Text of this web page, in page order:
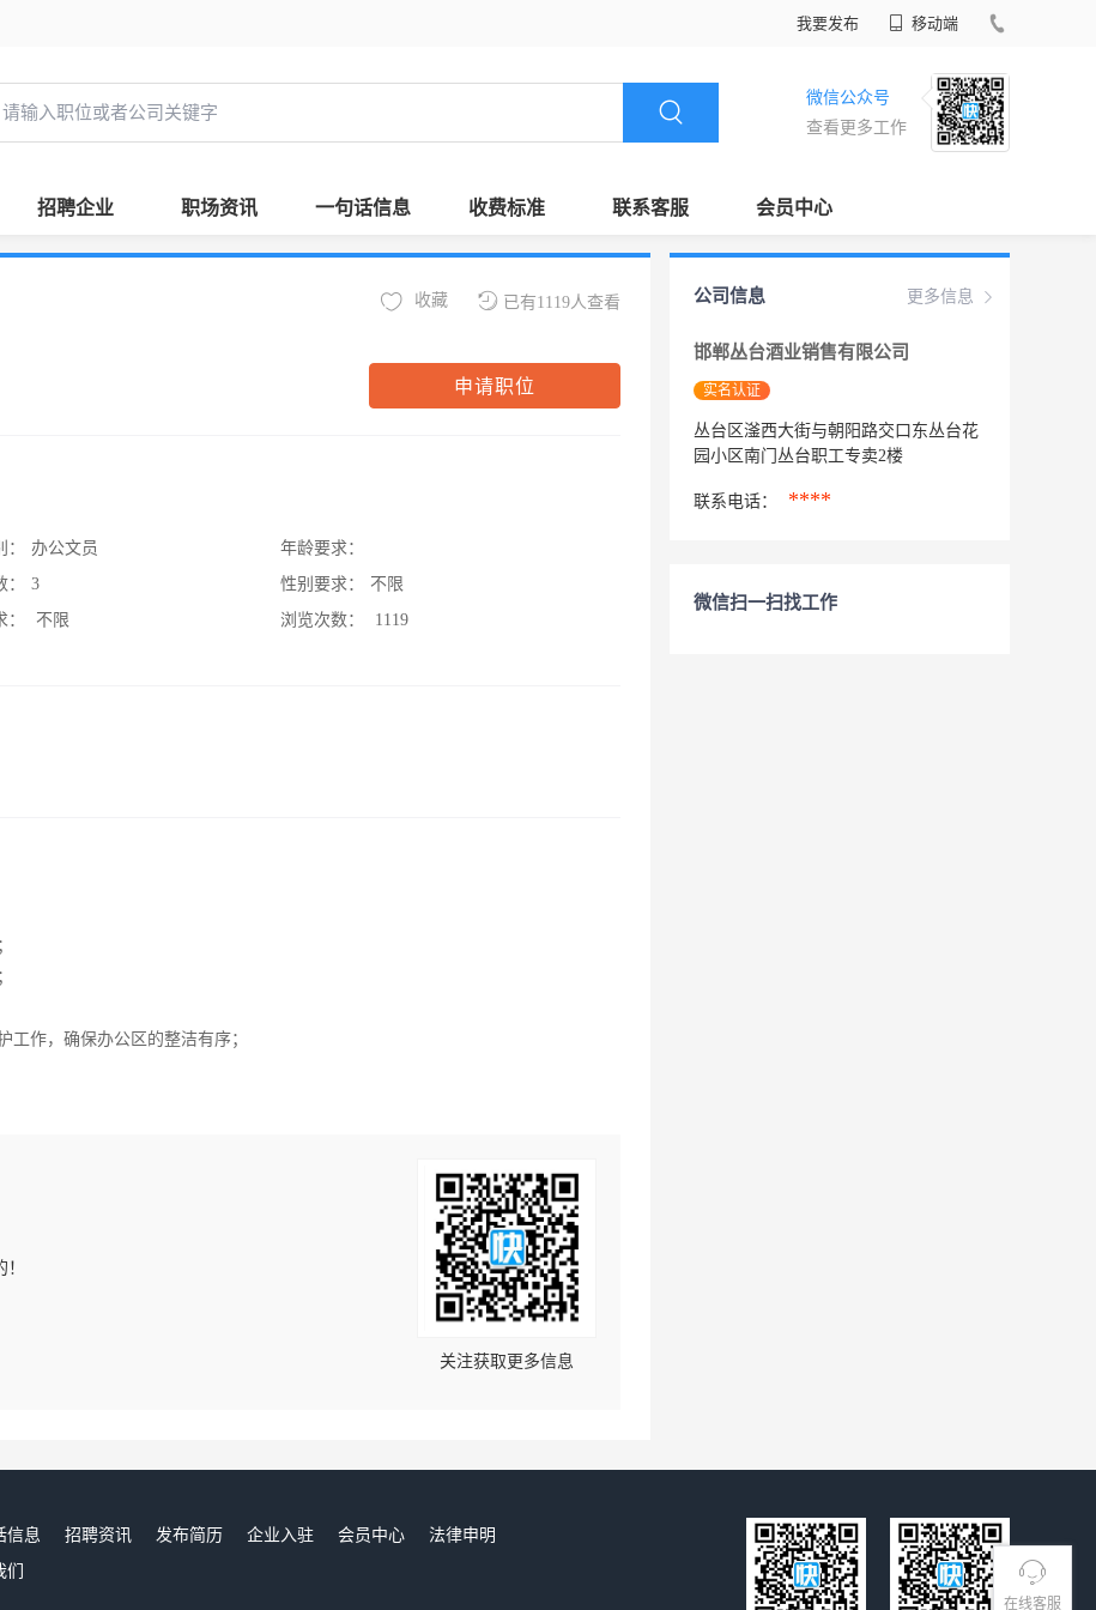
我要发布 移动端
微信公众号
查看更多工作
招聘企业 职场资讯 一句话信息 收费标准 联系客服 会员中心
在线客服
已有1119人查看
收藏
申请职位
办公文员
3
不限
年龄要求：
性别要求：
不限
浏览次数：
1119
作，确保办公区的整洁有序；
关注获取更多信息
更多信息
公司信息
邯郸丛台酒业销售有限公司
实名认证
丛台区滏西大街与朝阳路交口东丛台花
园小区南门丛台职工专卖2楼
联系电话： ****
微信扫一扫找工作
信息 招聘资讯 发布简历 企业入驻 会员中心
法律申明